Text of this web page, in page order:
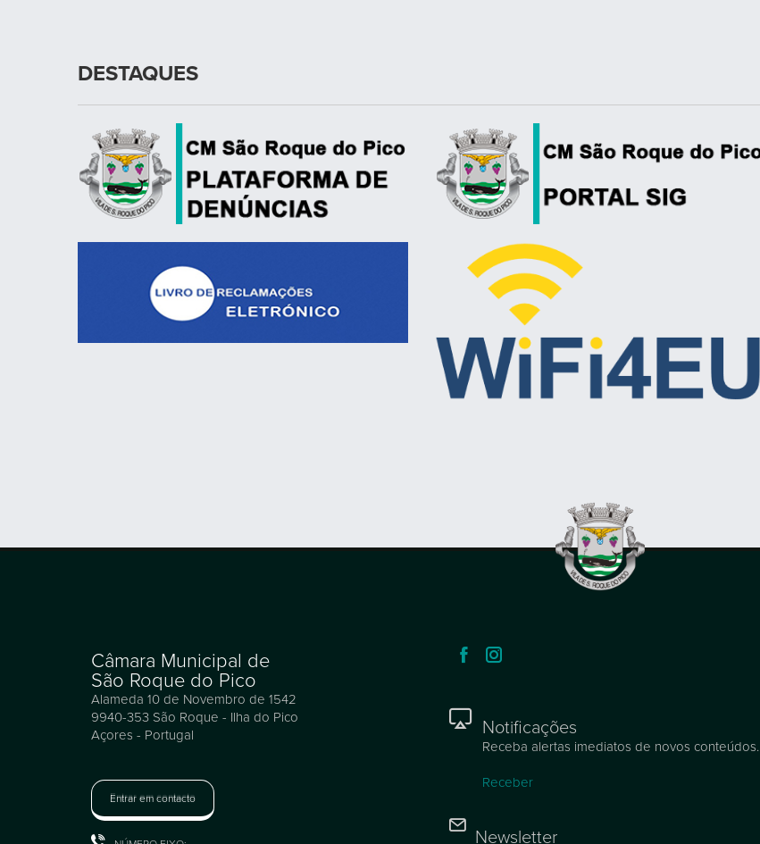
DESTAQUES
Câmara Municipal de
São Roque do Pico
Alameda 10 de Novembro de 1542
9940-353 São Roque - Ilha do Pico
Açores - Portugal
Entrar em contacto
Notificações
Receba alertas imediatos de novos conteúdos.
Receber
Newsletter